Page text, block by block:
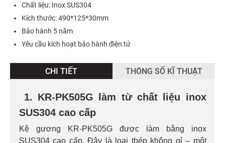
Chất liệu: Inox SUS304
Kích thước: 490*125*30mm
Bảo hành 5 năm
Yêu cầu kích hoạt bảo hành điện tử
CHI TIẾT THÔNG SỐ KĨ THUẬT
1. KR-PK505G làm từ chất liệu inox
SUS304 cao cấp
Kệ gương KR-PK505G được làm bằng inox
SUS304 cao cấp. Đây là loại thép không gỉ – một